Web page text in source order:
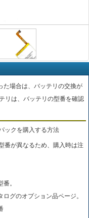
た場合は、バッテリの交換が
リは、バッテリの型番を確認
ックを購入する方法
番が異なるため、購入時は注
。
グのオプション品ページ。